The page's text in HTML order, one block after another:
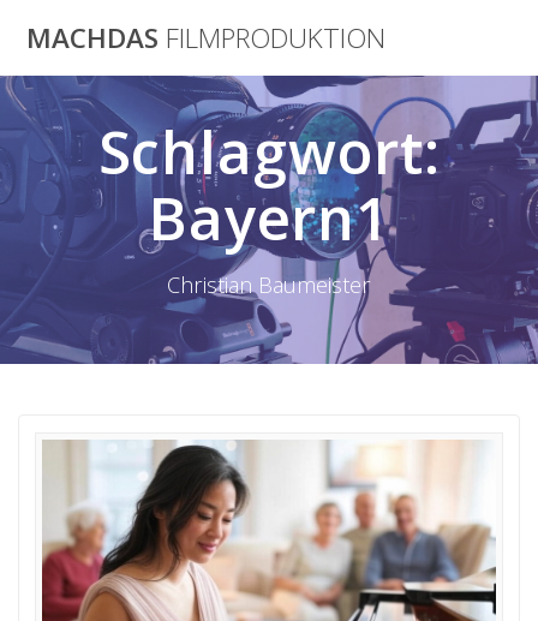
to
MACHDAS FILMPRODUKTION
Schlagwort:
Bayern1
Christian Baumeister